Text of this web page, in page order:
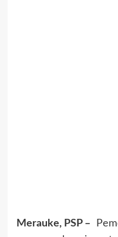
Merauke, PSP –